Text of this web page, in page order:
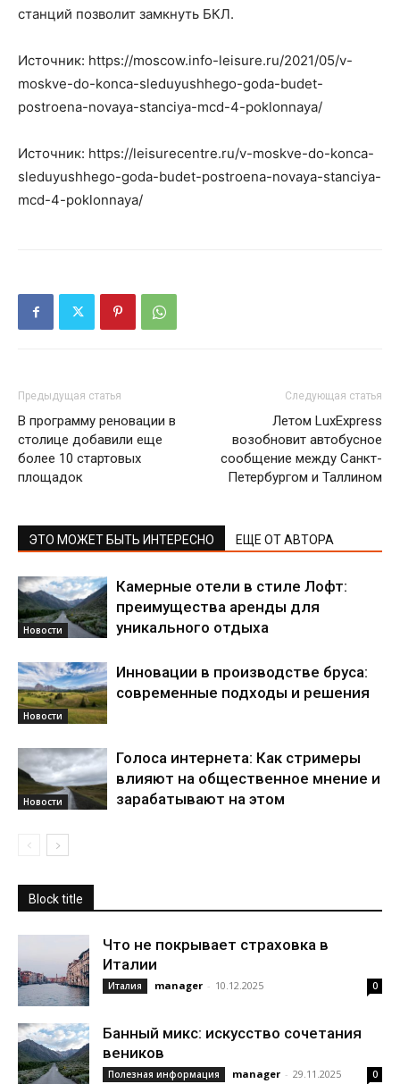
станций позволит замкнуть БКЛ.
Источник: https://moscow.info-leisure.ru/2021/05/v-
moskve-do-konca-sleduyushhego-goda-budet-
postroena-novaya-stanciya-mcd-4-poklonnaya/
Источник: https://leisurecentre.ru/v-moskve-do-konca-
sleduyushhego-goda-budet-postroena-novaya-stanciya-
mcd-4-poklonnaya/
Предыдущая статья
В программу реновации в
столице добавили еще
более 10 стартовых
площадок
Следующая статья
Летом LuxExpress
возобновит автобусное
сообщение между Санкт-
Петербургом и Таллином
ЭТО МОЖЕТ БЫТЬ ИНТЕРЕСНО ЕЩЕ ОТ АВТОРА
Новости
Камерные отели в стиле Лофт:
преимущества аренды для
уникального отдыха
Новости
Инновации в производстве бруса:
современные подходы и решения
Новости
Голоса интернета: Как стримеры
влияют на общественное мнение и
зарабатывают на этом
Block title
Что не покрывает страховка в
Италии
Италия manager - 10.12.2025 0
Банный микс: искусство сочетания
веников
Полезная информация manager - 29.11.2025 0